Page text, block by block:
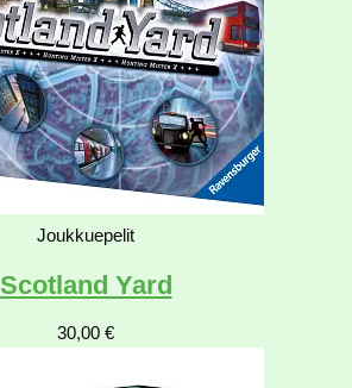
Joukkuepelit
Scotland Yard
30,00 €